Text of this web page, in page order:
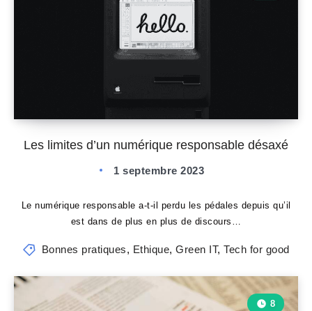
Les limites d’un numérique responsable désaxé
1 septembre 2023
Le numérique responsable a-t-il perdu les pédales depuis qu’il
est dans de plus en plus de discours…
Bonnes pratiques, Ethique,Green IT,Tech for good
8